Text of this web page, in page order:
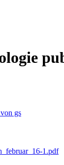
gs
1.pdf